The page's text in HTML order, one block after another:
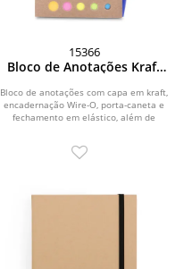
15366
Bloco de Anotações Kraft
Bloco de anotações com capa em kraft,
encadernação Wire-O, porta-caneta e
fechamento em elástico, além de